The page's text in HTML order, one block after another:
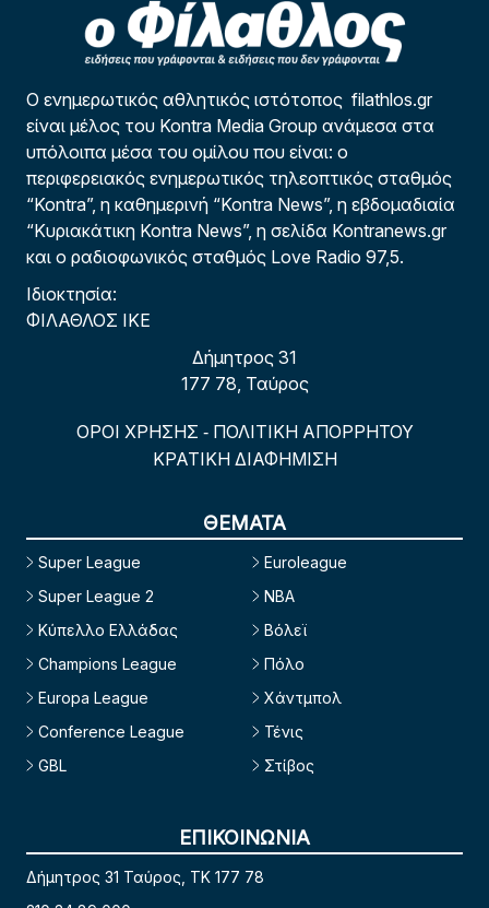
Ο ενημερωτικός αθλητικός ιστότοπος filathlos.gr
είναι μέλος του Kontra Media Group ανάμεσα στα
υπόλοιπα μέσα του ομίλου που είναι: ο
περιφερειακός ενημερωτικός τηλεοπτικός σταθμός
“Kontra”, η καθημερινή “Kontra News”, η εβδομαδιαία
“Κυριακάτικη Kontra News”, η σελίδα Kontranews.gr
και ο ραδιοφωνικός σταθμός Love Radio 97,5.
Ιδιοκτησία:
ΦΙΛΑΘΛΟΣ ΙΚΕ
Δήμητρος 31
177 78, Ταύρος
ΟΡΟΙ ΧΡΗΣΗΣ - ΠΟΛΙΤΙΚΗ ΑΠΟΡΡΗΤΟΥ
ΚΡΑΤΙΚΗ ΔΙΑΦΗΜΙΣΗ
ΘΕΜΑΤΑ
Super League
Super League 2
Κύπελλο Ελλάδας
Champions League
Europa League
Conference League
GBL
Euroleague
NBA
Βόλεϊ
Πόλο
Χάντμπολ
Τένις
Στίβος
ΕΠΙΚΟΙΝΩΝΙΑ
Δήμητρος 31 Ταύρος, TK 177 78